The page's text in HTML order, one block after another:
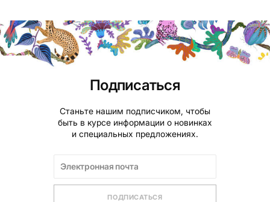
Подписаться
Станьте нашим подписчиком, чтобы
быть в курсе информации о новинках
и специальных предложениях.
ПОДПИСАТЬСЯ